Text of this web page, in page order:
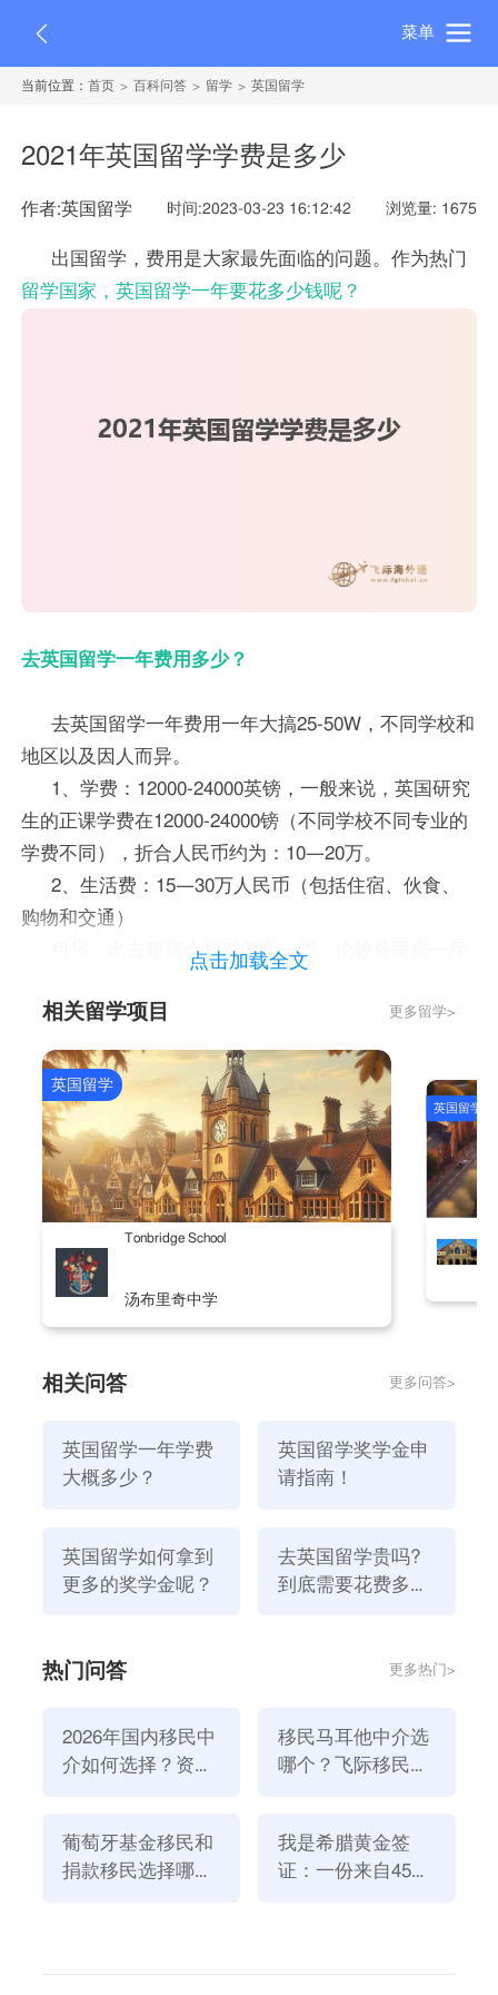
菜单
当前位置：首页 百科问答 留学 英国留学
2021年英国留学学费是多少
作者:英国留学 时间:2023-03-23 16:12:42 浏览量: 1675
出国留学，费用是大家最先面临的问题。作为热门
留学国家，英国留学一年要花多少钱呢？
去英国留学一年费用多少？
去英国留学一年费用一年大搞25-50W，不同学校和
地区以及因人而异。
1、学费：12000-24000英镑，一般来说，英国研究
生的正课学费在12000-24000镑（不同学校不同专业的
学费不同），折合人民币约为：10—20万。
2、生活费：15—30万人民币（包括住宿、伙食、
购物和交通）
租房：出去租房会相对便宜一些，伦敦外两房一厅
外的单人公寓每月约400-500镑，伦敦内每月约1200
镑。
一般来说，留学生去英国学习，为了省钱，大多数
会选择自己做饭。每月约150—200磅用于饮食。选择
的超市通常是Tesco，Sainsbury或Morison，如果留学
生想吃的水平高一些，每月有300磅也就足够了。
英国留学一年大概需要多少钱？
很高兴为您解答。英国留学费用，国际学生的学费
同。英国大学的国际学生学费每年都在上涨，一般在
右,其中,艺术和设计专业费用超过100000元,专业硕士医
由于主要差异。
商务专业一般每年需要12万元左右;
教育专业的学生一般每年需要12 - 15万元;
工程造价一般在15万元左右;
艺术设计专业每年的学费在12 - 15万元之间，皇家
2021年英国留学一年要多少钱呢？
点击加载全文
相关留学项目 更多留学>
英国留学
Tonbridge School
汤布里奇中学
英国留学
相关问答 更多问答>
英国留学一年学费
大概多少？
英国留学奖学金申
请指南！
英国留学如何拿到
更多的奖学金呢？
去英国留学贵吗?
到底需要花费多
热门问答 更多热门>
2026年国内移民中
介如何选择？资
移民马耳他中介选
哪个？飞际移民是
葡萄牙基金移民和
捐款移民选择哪个
我是希腊黄金签
证：一份来自45亿